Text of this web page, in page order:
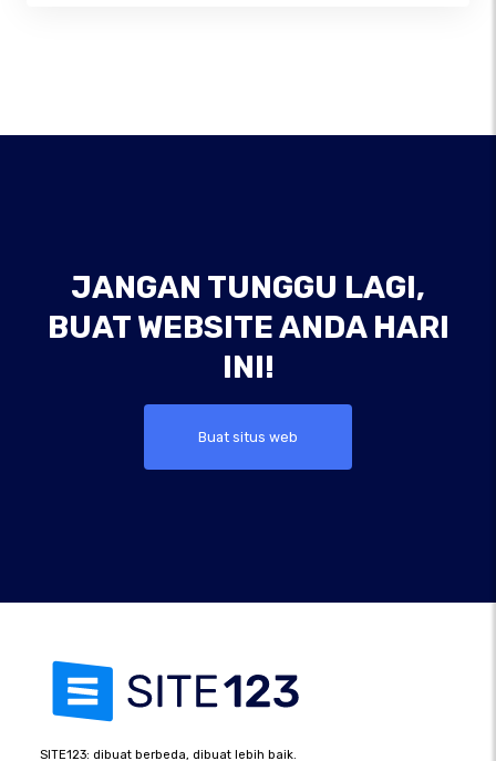
JANGAN TUNGGU LAGI,
BUAT WEBSITE ANDA HARI
INI!
Buat situs web
SITE123: dibuat berbeda, dibuat lebih baik.